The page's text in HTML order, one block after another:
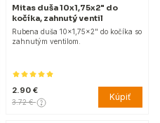
Mitas duša 10x1,75x2" do
kočíka, zahnutý ventil
Rubena duša 10x1,75x2" do kočíka so
zahnutým ventilom.
2.90 €
3.72 € Kúpiť